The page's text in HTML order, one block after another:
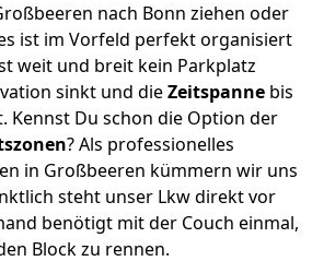
nach Bonn ziehen oder
ist im Vorfeld perfekt organisiert
weit und breit kein Parkplatz
sinkt und dieZeitspannebis
Kennst Du schon die Option der
? Als professionelles
in Großbeeren kümmern wir uns
steht unser Lkw direkt vor
benötigt mit der Couch einmal,
Block zu rennen.